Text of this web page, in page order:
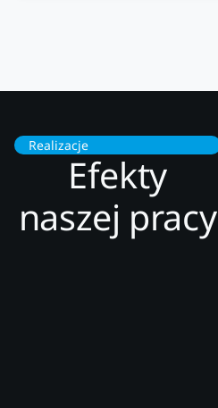
Realizacje
Efekty
naszej pracy